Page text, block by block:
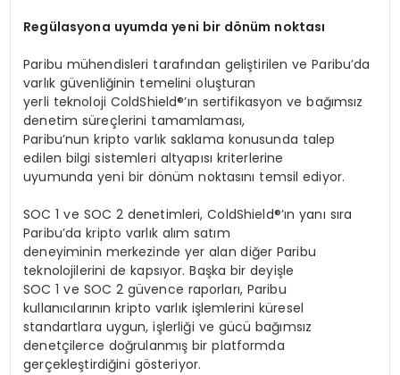
Regülasyona uyumda yeni bir dönüm noktası
Paribu mühendisleri tarafından geliştirilen ve Paribu’da
varlık güvenliğinin temelini oluşturan
yerli teknoloji ColdShield®’ın sertifikasyon ve bağımsız
denetim süreçlerini tamamlaması,
Paribu’nun kripto varlık saklama konusunda talep
edilen bilgi sistemleri altyapısı kriterlerine
uyumunda yeni bir dönüm noktasını temsil ediyor.
SOC 1 ve SOC 2 denetimleri, ColdShield®’ın yanı sıra
Paribu’da kripto varlık alım satım
deneyiminin merkezinde yer alan diğer Paribu
teknolojilerini de kapsıyor. Başka bir deyişle
SOC 1 ve SOC 2 güvence raporları, Paribu
kullanıcılarının kripto varlık işlemlerini küresel
standartlara uygun, işlerliği ve gücü bağımsız
denetçilerce doğrulanmış bir platformda
gerçekleştirdiğini gösteriyor.